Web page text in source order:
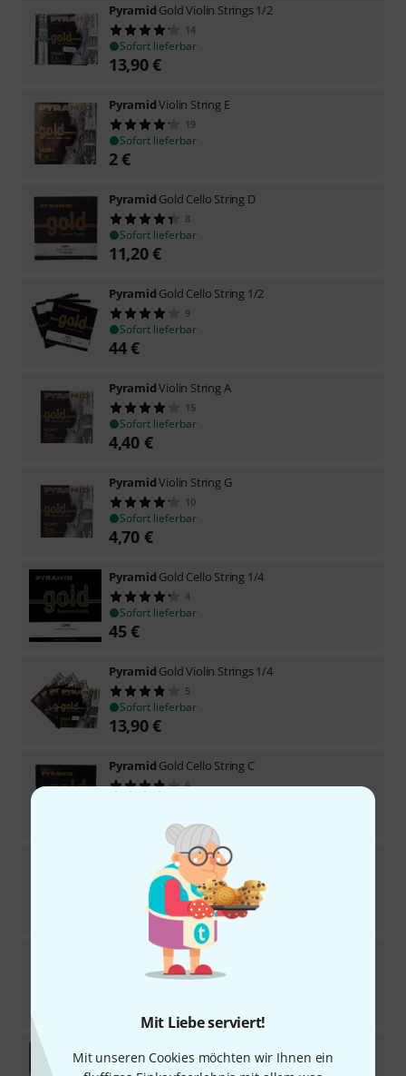
Mit Liebe serviert!
Mit unseren Cookies möchten wir Ihnen ein
Pyramid Gold Violin Strings 1/2
14
Sofort lieferbar
13,90€
PyramidViolin String E
19
Sofort lieferbar
2€
Pyramid Gold Cello String D
8
Sofort lieferbar
11,20€
Pyramid Gold Cello String 1/2
9
Sofort lieferbar
44€
PyramidViolin String A
15
Sofort lieferbar
4,40 €
PyramidViolin String G
10
Sofort lieferbar
4,70 €
Pyramid Gold Cello String 1/4
4
Sofort lieferbar
45€
Pyramid Gold Violin Strings 1/4
5
Sofort lieferbar
13,90€
Pyramid Gold Cello String C
6
Gold Violin String E1/2
3
Sofort lieferbar
€
Gold Cello String G
4